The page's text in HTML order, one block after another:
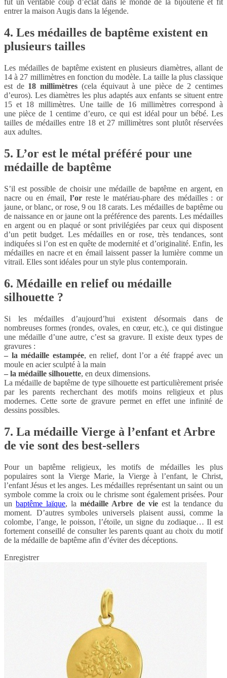
fut un véritable coup d’éclat dans le monde de la bijouterie et fit
entrer la maison Augis dans la légende.
4. Les médailles de baptême existent en
plusieurs tailles
Les médailles de baptême existent en plusieurs diamètres, allant de
14 à 27 millimètres en fonction du modèle. La taille la plus classique
est de 18 millimètres (cela équivaut à une pièce de 2 centimes
d’euros). Les diamètres les plus adaptés aux enfants se situent entre
15 et 18 millimètres. Une taille de 16 millimètres correspond à
une pièce de 1 centime d’euro, ce qui est idéal pour un bébé. Les
tailles de médailles entre 18 et 27 millimètres sont plutôt réservées
aux adultes.
5. L’or est le métal préféré pour une
médaille de baptême
S’il est possible de choisir une médaille de baptême en argent, en
nacre ou en émail, l’orreste le matériau-phare des médailles : or
jaune, or blanc, or rose, 9 ou 18 carats. Les médailles de baptême ou
de naissance en or jaune ont la préférence des parents. Les médailles
en argent ou en plaqué or sont privilégiées par ceux qui disposent
d’un petit budget. Les médailles en or rose, très tendances, sont
indiquées si l’on est en quête de modernité et d’originalité. Enfin, les
médailles en nacre et en émail laissent passer la lumière comme un
vitrail. Elles sont idéales pour un style plus contemporain.
6. Médaille en relief ou médaille
silhouette ?
Si les médailles d’aujourd’hui existent désormais dans de
nombreuses formes (rondes, ovales, en cœur, etc.), ce qui distingue
une médaille d’une autre, c’est sa gravure. Il existe deux types de
gravures :
– la médaille estampée, en relief, dont l’or a été frappé avec un
moule en acier sculpté à la main
– la médaille silhouette, en deux dimensions.
La médaille de baptême de type silhouette est particulièrement prisée
par les parents recherchant des motifs moins religieux et plus
modernes. Cette sorte de gravure permet en effet une infinité de
dessins possibles.
7. La médaille Vierge à l’enfant et Arbre
de vie sont des best-sellers
Pour un baptême religieux, les motifs de médailles les plus
populaires sont la Vierge Marie, la Vierge à l’enfant, le Christ,
l’enfant Jésus et les anges. Les médailles représentant un saint ou un
symbole comme la croix ou le chrisme sont également prisées. Pour
unbaptême laïque, lamédaille Arbre de vieest la tendance du
moment. D’autres symboles universels plaisent aussi, comme la
colombe, l’ange, le poisson, l’étoile, un signe du zodiaque… Il est
fortement conseillé de consulter les parents quant au choix du motif
de la médaille de baptême afin d’éviter des déceptions.
Enregistrer